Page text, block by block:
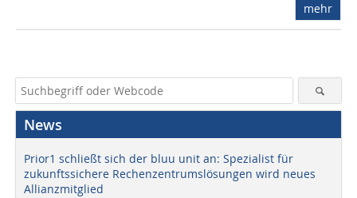
mehr
News
Prior1 schließt sich der bluu unit an: Spezialist für
zukunftssichere Rechenzentrumslösungen wird neues
Allianzmitglied